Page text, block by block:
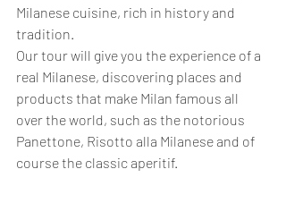
Milanese cuisine, rich in history and
tradition.
Our tour will give you the experience of a
real Milanese, discovering places and
products that make Milan famous all
over the world, such as the notorious
Panettone, Risotto alla Milanese and of
course the classic aperitif.